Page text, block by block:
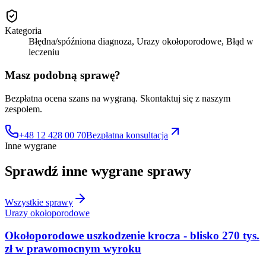
Kategoria
Błędna/spóźniona diagnoza, Urazy okołoporodowe, Błąd w
leczeniu
Masz podobną sprawę?
Bezpłatna ocena szans na wygraną. Skontaktuj się z naszym
zespołem.
+48 12 428 00 70Bezpłatna konsultacja
Inne wygrane
Sprawdź inne wygrane sprawy
Wszystkie sprawy
Urazy okołoporodowe
Okołoporodowe uszkodzenie krocza - blisko 270 tys.
zł w prawomocnym wyroku